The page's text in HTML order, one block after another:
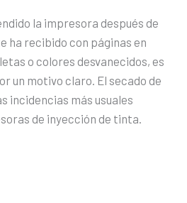
la impresora después de
ha recibido con páginas en
o colores desvanecidos, es
un motivo claro. El secado de
incidencias más usuales
de inyección de tinta.